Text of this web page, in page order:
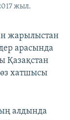
жыл.
жарылыстан
арасында
Қазақстан
хатшысы
алдында